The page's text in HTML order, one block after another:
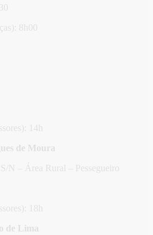
8h00
14h
de Moura
N – Área Rural – Pessegueiro
18h
de Lima